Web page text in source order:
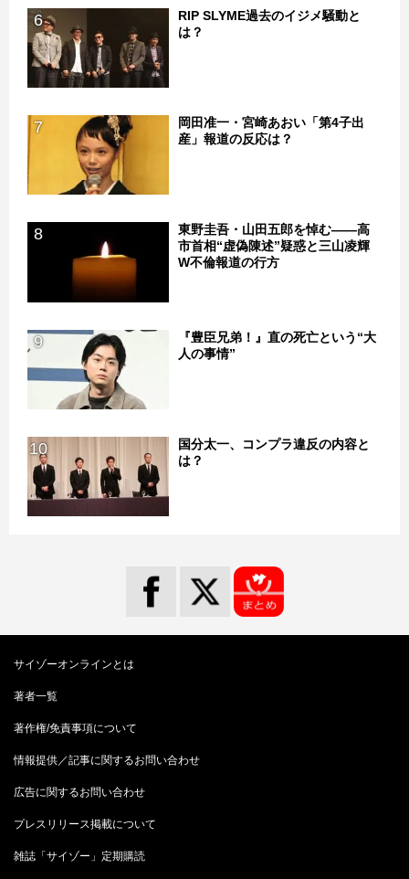
6
RIP SLYME過去のイジメ騒動と
は？
7
岡田准一・宮崎あおい「第4子出
産」報道の反応は？
8
東野圭吾・山田五郎を悼む――高
市首相“虚偽陳述”疑惑と三山凌輝
W不倫報道の行方
9
『豊臣兄弟！』直の死亡という“大
人の事情”
10
国分太一、コンプラ違反の内容と
は？
サイゾーオンラインとは
著者一覧
著作権/免責事項について
情報提供／記事に関するお問い合わせ
広告に関するお問い合わせ
プレスリリース掲載について
雑誌「サイゾー」定期購読